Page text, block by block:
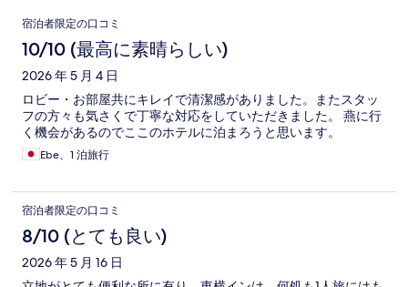
口
コ
ミ
宿泊者限定の口コミ
10/10 (最高に素晴らしい)
2026 年 5 月 4 日
ロビー・お部屋共にキレイで清潔感がありました。またスタッ
フの方々も気さくで丁寧な対応をしていただきました。 燕に行
く機会があるのでここのホテルに泊まろうと思います。
Ebe、1 泊旅行
宿泊者限定の口コミ
8/10 (とても良い)
2026 年 5 月 16 日